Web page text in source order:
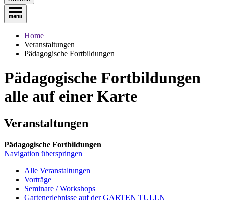
Home
Veranstaltungen
Pädagogische Fortbildungen
Pädagogische Fortbildungen
alle auf einer Karte
Veranstaltungen
Pädagogische Fortbildungen
Navigation überspringen
Alle Veranstaltungen
Vorträge
Seminare / Workshops
Gartenerlebnisse auf der GARTEN TULLN